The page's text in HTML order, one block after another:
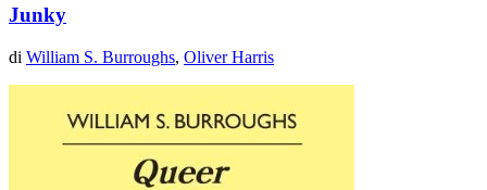
Junky
di William S. Burroughs, Oliver Harris